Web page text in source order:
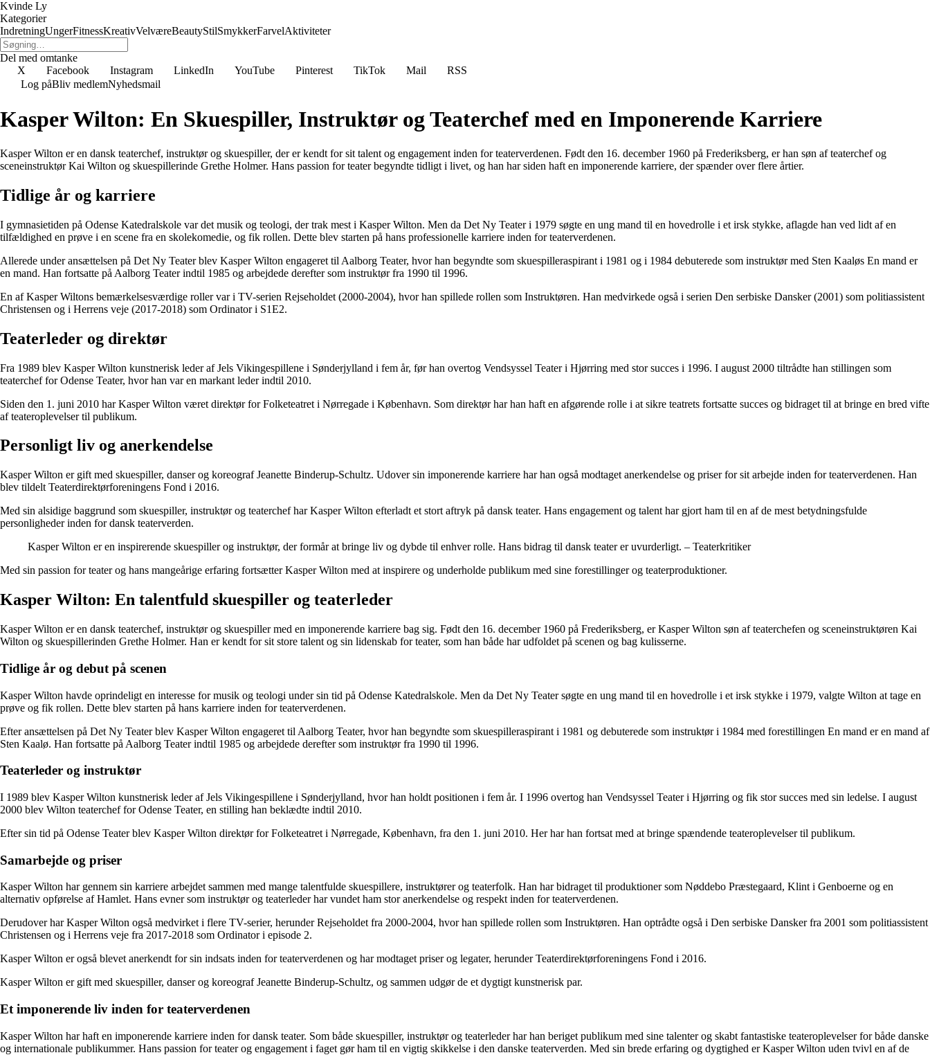
Kvinde Ly
Kategorier
IndretningUngerFitnessKreativVelværeBeautyStilSmykkerFarvelAktiviteter
Del med omtanke
X
Facebook Instagram LinkedIn YouTube Pinterest TikTok Mail
RSS
Log påBliv medlemNyhedsmail
Kasper Wilton: En Skuespiller, Instruktør og Teaterchef med en Imponerende Karriere
Kasper Wilton er en dansk teaterchef, instruktør og skuespiller, der er kendt for sit talent og engagement inden for teaterverdenen. Født den 16. december 1960 på Frederiksberg, er han søn af teaterchef og
sceneinstruktør Kai Wilton og skuespillerinde Grethe Holmer. Hans passion for teater begyndte tidligt i livet, og han har siden haft en imponerende karriere, der spænder over flere årtier.
Tidlige år og karriere
I gymnasietiden på Odense Katedralskole var det musik og teologi, der trak mest i Kasper Wilton. Men da Det Ny Teater i 1979 søgte en ung mand til en hovedrolle i et irsk stykke, aflagde han ved lidt af en
tilfældighed en prøve i en scene fra en skolekomedie, og fik rollen. Dette blev starten på hans professionelle karriere inden for teaterverdenen.
Allerede under ansættelsen på Det Ny Teater blev Kasper Wilton engageret til Aalborg Teater, hvor han begyndte som skuespilleraspirant i 1981 og i 1984 debuterede som instruktør med Sten Kaaløs En mand er
en mand. Han fortsatte på Aalborg Teater indtil 1985 og arbejdede derefter som instruktør fra 1990 til 1996.
En af Kasper Wiltons bemærkelsesværdige roller var i TV-serien Rejseholdet (2000-2004), hvor han spillede rollen som Instruktøren. Han medvirkede også i serien Den serbiske Dansker (2001) som politiassistent
Christensen og i Herrens veje (2017-2018) som Ordinator i S1E2.
Teaterleder og direktør
Fra 1989 blev Kasper Wilton kunstnerisk leder af Jels Vikingespillene i Sønderjylland i fem år, før han overtog Vendsyssel Teater i Hjørring med stor succes i 1996. I august 2000 tiltrådte han stillingen som
teaterchef for Odense Teater, hvor han var en markant leder indtil 2010.
Siden den 1. juni 2010 har Kasper Wilton været direktør for Folketeatret i Nørregade i København. Som direktør har han haft en afgørende rolle i at sikre teatrets fortsatte succes og bidraget til at bringe en bred vifte
af teateroplevelser til publikum.
Personligt liv og anerkendelse
Kasper Wilton er gift med skuespiller, danser og koreograf Jeanette Binderup-Schultz. Udover sin imponerende karriere har han også modtaget anerkendelse og priser for sit arbejde inden for teaterverdenen. Han
blev tildelt Teaterdirektørforeningens Fond i 2016.
Med sin alsidige baggrund som skuespiller, instruktør og teaterchef har Kasper Wilton efterladt et stort aftryk på dansk teater. Hans engagement og talent har gjort ham til en af de mest betydningsfulde
personligheder inden for dansk teaterverden.
Kasper Wilton er en inspirerende skuespiller og instruktør, der formår at bringe liv og dybde til enhver rolle. Hans bidrag til dansk teater er uvurderligt. – Teaterkritiker
Med sin passion for teater og hans mangeårige erfaring fortsætter Kasper Wilton med at inspirere og underholde publikum med sine forestillinger og teaterproduktioner.
Kasper Wilton: En talentfuld skuespiller og teaterleder
Kasper Wilton er en dansk teaterchef, instruktør og skuespiller med en imponerende karriere bag sig. Født den 16. december 1960 på Frederiksberg, er Kasper Wilton søn af teaterchefen og sceneinstruktøren Kai
Wilton og skuespillerinden Grethe Holmer. Han er kendt for sit store talent og sin lidenskab for teater, som han både har udfoldet på scenen og bag kulisserne.
Tidlige år og debut på scenen
Kasper Wilton havde oprindeligt en interesse for musik og teologi under sin tid på Odense Katedralskole. Men da Det Ny Teater søgte en ung mand til en hovedrolle i et irsk stykke i 1979, valgte Wilton at tage en
prøve og fik rollen. Dette blev starten på hans karriere inden for teaterverdenen.
Efter ansættelsen på Det Ny Teater blev Kasper Wilton engageret til Aalborg Teater, hvor han begyndte som skuespilleraspirant i 1981 og debuterede som instruktør i 1984 med forestillingen En mand er en mand af
Sten Kaalø. Han fortsatte på Aalborg Teater indtil 1985 og arbejdede derefter som instruktør fra 1990 til 1996.
Teaterleder og instruktør
I 1989 blev Kasper Wilton kunstnerisk leder af Jels Vikingespillene i Sønderjylland, hvor han holdt positionen i fem år. I 1996 overtog han Vendsyssel Teater i Hjørring og fik stor succes med sin ledelse. I august
2000 blev Wilton teaterchef for Odense Teater, en stilling han beklædte indtil 2010.
Efter sin tid på Odense Teater blev Kasper Wilton direktør for Folketeatret i Nørregade, København, fra den 1. juni 2010. Her har han fortsat med at bringe spændende teateroplevelser til publikum.
Samarbejde og priser
Kasper Wilton har gennem sin karriere arbejdet sammen med mange talentfulde skuespillere, instruktører og teaterfolk. Han har bidraget til produktioner som Nøddebo Præstegaard, Klint i Genboerne og en
alternativ opførelse af Hamlet. Hans evner som instruktør og teaterleder har vundet ham stor anerkendelse og respekt inden for teaterverdenen.
Derudover har Kasper Wilton også medvirket i flere TV-serier, herunder Rejseholdet fra 2000-2004, hvor han spillede rollen som Instruktøren. Han optrådte også i Den serbiske Dansker fra 2001 som politiassistent
Christensen og i Herrens veje fra 2017-2018 som Ordinator i episode 2.
Kasper Wilton er også blevet anerkendt for sin indsats inden for teaterverdenen og har modtaget priser og legater, herunder Teaterdirektørforeningens Fond i 2016.
Kasper Wilton er gift med skuespiller, danser og koreograf Jeanette Binderup-Schultz, og sammen udgør de et dygtigt kunstnerisk par.
Et imponerende liv inden for teaterverdenen
Kasper Wilton har haft en imponerende karriere inden for dansk teater. Som både skuespiller, instruktør og teaterleder har han beriget publikum med sine talenter og skabt fantastiske teateroplevelser for både danske
og internationale publikummer. Hans passion for teater og engagement i faget gør ham til en vigtig skikkelse i den danske teaterverden. Med sin brede erfaring og dygtighed er Kasper Wilton uden tvivl en af de